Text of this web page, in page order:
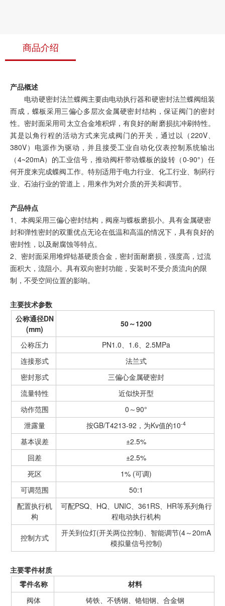
商品介绍
产品概述
电动硬密封法兰蝶阀主要由电动执行器和硬密封法兰蝶阀组装
而成，蝶板采用三偏心多层次金属硬密封结构，保证阀门的密封
性。密封面采用司太立合金堆积焊，有良好的耐磨损抗冲刷特性。
其是以角行程的活动方式来完成阀门的开关，通过以（220V、
380V）电源作为驱动，并且接受工业自动化仪表控制系统输出
（4~20mA）的工业信号，推动阀杆带动蝶板的旋转（0-90°）任
何开度来完成蝶阀工作。特别适用于电力行业、化工行业、制药行
业、石油行业的管道上，用来作为对介质的开关和调节。
产品特点
1、本阀采用三偏心密封结构，阀座与蝶板磨损小。具有金属硬密
封和弹性密封的双重优点无论在低温和高温的情况下，具有良好的
密封性，以及耐腐蚀等特点。
2、密封面采用堆焊钴基硬质合金，密封面耐磨损，强度高，过流
面积大，流阻小。具有双向密封功能，安装时不受介质流向的限
制，不受空间位置的影响。
主要技术参数
公称通径DN
(mm)
50～1200
公称压力
PN1.0、1.6、2.5MPa
连接形式
法兰式
密封形式
三偏心金属硬密封
流量特性
近似快开型
动作范围
0～90°
泄露量
按GB/T4213-92，为Kv值的10-4
基本误差
±2.5%
回差
±2.5%
死区
1% (可调)
可调范围
50:1
配置执行机
构
可配PSQ、HQ、UNIC、361RS、HR等系列角行
程电动执行机构
控制方式
开关到位灯(开关两位控制)、智能调节(4～20mA
模拟量信号控制)
主要零件材质
零件名称
材料
阀体
铸铁、不锈钢、铬钼钢、合金钢